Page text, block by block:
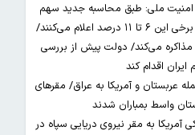
ملی: طبق محاسبه جدید سهم
ایران در دریای خزر بین ۵ تا ۷ درصد و برخی این ۶ تا ۱۱ درصد اعلام می‌کنند/
مذاکره می‌کند/ دولت پیش از بررسی
اقدام کند
حمله عربستان و آمریکا به عراق/ مقرهای
واسط بمباران شدند
به مقر نیروی دریایی سپاه در